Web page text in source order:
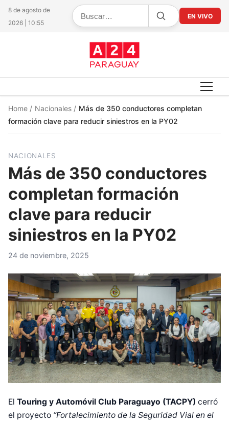
8 de agosto de
2026 | 10:55
EN VIVO
Home / Nacionales / Más de 350 conductores completan
formación clave para reducir siniestros en la PY02
NACIONALES
Más de 350 conductores
completan formación
clave para reducir
siniestros en la PY02
24 de noviembre, 2025
El Touring y Automóvil Club Paraguayo (TACPY) cerró
el proyecto “Fortalecimiento de la Seguridad Vial en el